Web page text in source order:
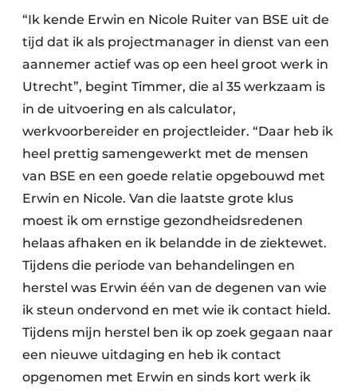
“Ik kende Erwin en Nicole Ruiter van BSE uit de
tijd dat ik als projectmanager in dienst van een
aannemer actief was op een heel groot werk in
Utrecht”, begint Timmer, die al 35 werkzaam is
in de uitvoering en als calculator,
werkvoorbereider en projectleider. “Daar heb ik
heel prettig samengewerkt met de mensen
van BSE en een goede relatie opgebouwd met
Erwin en Nicole. Van die laatste grote klus
moest ik om ernstige gezondheidsredenen
helaas afhaken en ik belandde in de ziektewet.
Tijdens die periode van behandelingen en
herstel was Erwin één van de degenen van wie
ik steun ondervond en met wie ik contact hield.
Tijdens mijn herstel ben ik op zoek gegaan naar
een nieuwe uitdaging en heb ik contact
opgenomen met Erwin en sinds kort werk ik